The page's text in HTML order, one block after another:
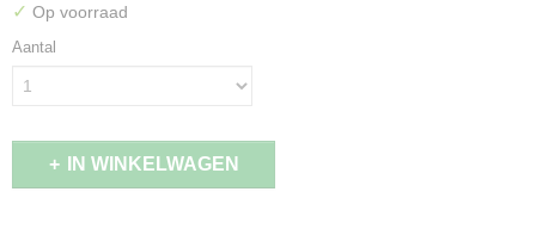
✓ Op voorraad
Aantal
IN WINKELWAGEN